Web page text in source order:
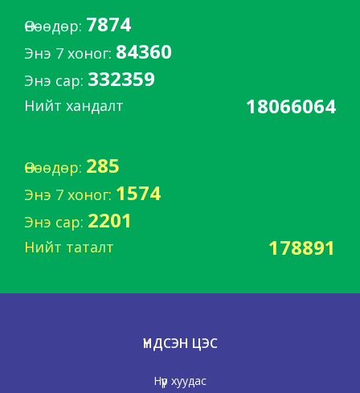
Өнөөдөр: 7874
Энэ 7 хоног: 84360
Энэ сар: 332359
Нийт хандалт 18066064
Өнөөдөр: 285
Энэ 7 хоног: 1574
Энэ сар: 2201
Нийт таталт 178891
ҮНДСЭН ЦЭС
Нүүр хуудас